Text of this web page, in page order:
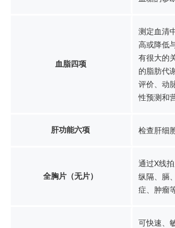
血脂四项
测定血清
高或降低
有很大的
的脂肪代
评价、动
性预测和
肝功能六项 检查肝细
全胸片（无片）
通过X线
纵隔、膈
症、肿瘤等
可快速、